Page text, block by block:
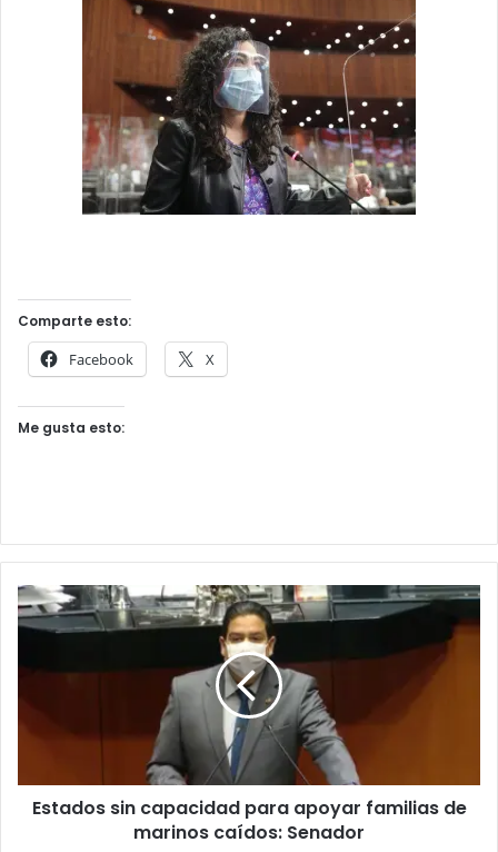
Comparte esto:
Facebook X
Me gusta esto:
Estados sin capacidad para apoyar familias de
marinos caídos: Senador